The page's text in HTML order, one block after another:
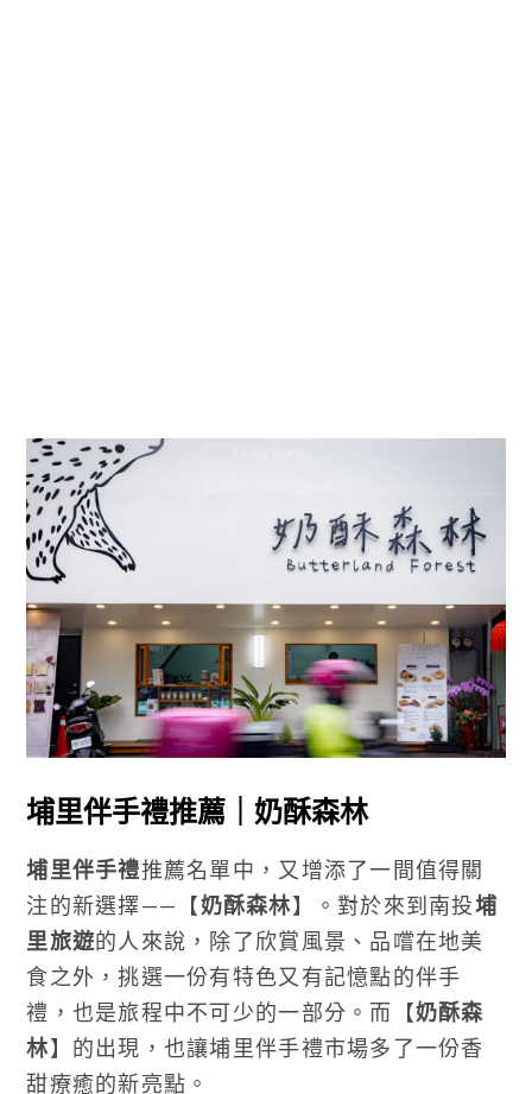
埔里伴手禮推薦｜奶酥森林
埔里伴手禮推薦名單中，又增添了一間值得關
注的新選擇——【奶酥森林】。對於來到南投埔
里旅遊的人來說，除了欣賞風景、品嚐在地美
食之外，挑選一份有特色又有記憶點的伴手
禮，也是旅程中不可少的一部分。而【奶酥森
林】的出現，也讓埔里伴手禮市場多了一份香
甜療癒的新亮點。